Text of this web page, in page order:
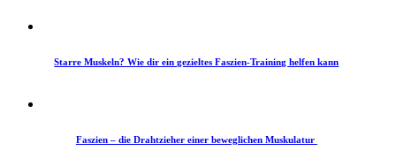
Starre Muskeln? Wie dir ein gezieltes Faszien-Training helfen kann
Faszien – die Drahtzieher einer beweglichen Muskulatur